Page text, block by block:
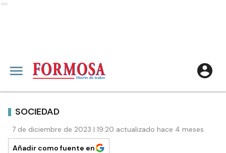
Ads
SOCIEDAD
7 de diciembre de 2023 | 19:20 actualizado hace 4 meses
Añadir como fuente en